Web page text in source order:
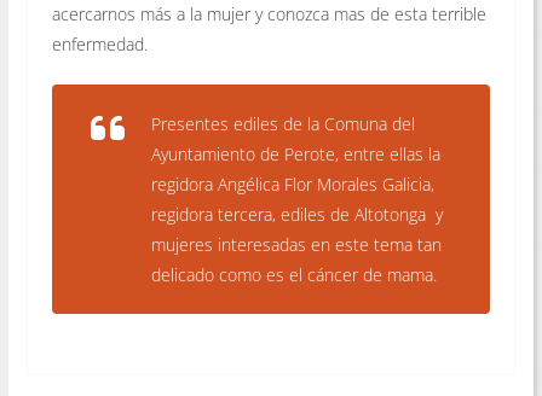
acercarnos más a la mujer y conozca mas de esta terrible
enfermedad.
Presentes ediles de la Comuna del
Ayuntamiento de Perote, entre ellas la
regidora Angélica Flor Morales Galicia,
regidora tercera, ediles de Altotonga y
mujeres interesadas en este tema tan
delicado como es el cáncer de mama.